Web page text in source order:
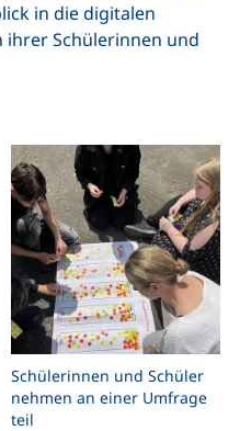
in die digitalen
Schülerinnen und
Schülerinnen und Schüler
nehmen an einer Umfrage
teil